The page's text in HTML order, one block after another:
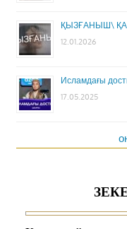
ҚЫЗҒАНЫШ\
12.01.2026
Исламдағы
17.05.2025